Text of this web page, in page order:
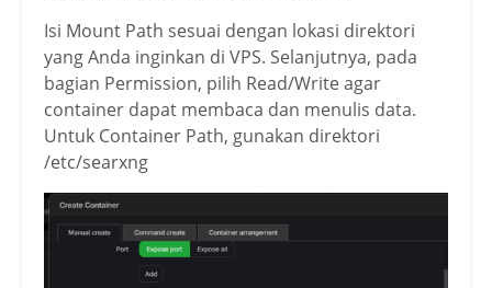
Isi Mount Path sesuai dengan lokasi direktori
yang Anda inginkan di VPS. Selanjutnya, pada
bagian Permission, pilih Read/Write agar
container dapat membaca dan menulis data.
Untuk Container Path, gunakan direktori
/etc/searxng